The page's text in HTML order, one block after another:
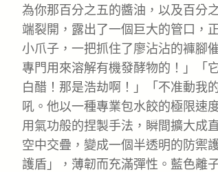
為你那百分之五的醬油，以及百分
端裂開，露出了一個巨大的管口，
小爪子，一把抓住了廖沾沾的褲腳
專門用來溶解有機發酵物的！」「
白醋！那是浩劫啊！」「不准動我
吼。他以一種專業包水餃的極限速
用氣功般的捏製手法，瞬間擴大成
空中交疊，變成一個半透明的防禦
護盾」，薄韌而充滿彈性。藍色離